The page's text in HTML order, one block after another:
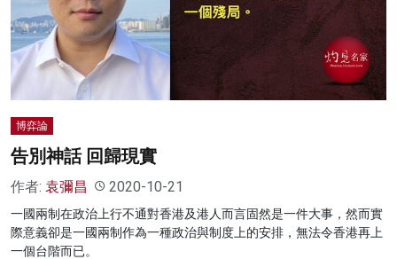
博弈論
告別神話 回歸現實
作者: 袁彌昌 2020-10-21
一國兩制在政治上行不通對香港及港人而言固然是一件大事，然而實
際意義卻是一國兩制作為一種政治與制度上的安排，無法令香港再上
一個台階而已。